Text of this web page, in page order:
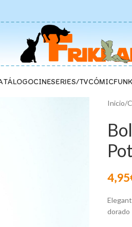
CINESERIES/TVCÓMIC
Inicio/
4,95
dorado